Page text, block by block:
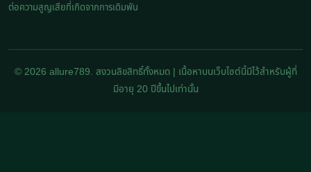
ต่อความสูญเสียที่เกิดจากการเดิมพัน
© 2026 allure789. สงวนลิขสิทธิ์ทั้งหมด | เนื้อหาบนเว็บไซต์นี้มีไว้สำหรับผู้ที่
มีอายุ 20 ปีขึ้นไปเท่านั้น